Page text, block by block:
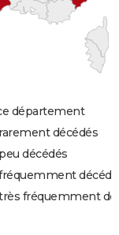
département
décédés
décédés
fréquemment